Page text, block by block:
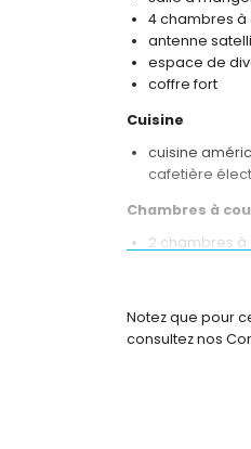
4 chambres à
antenne
espace de
coffre fort
Cuisine
cuisine
cafetière
Chambres à
2 chambres à
2 salle de
2 salle de
Notez que pour
consultez nos